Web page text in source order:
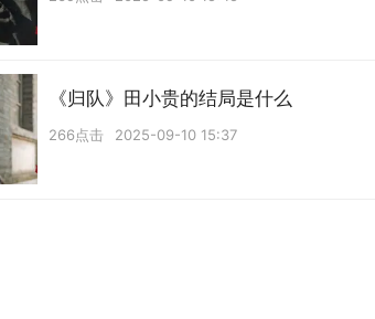
《归队》田小贵的结局是什么
266点击 2025-09-10 15:37